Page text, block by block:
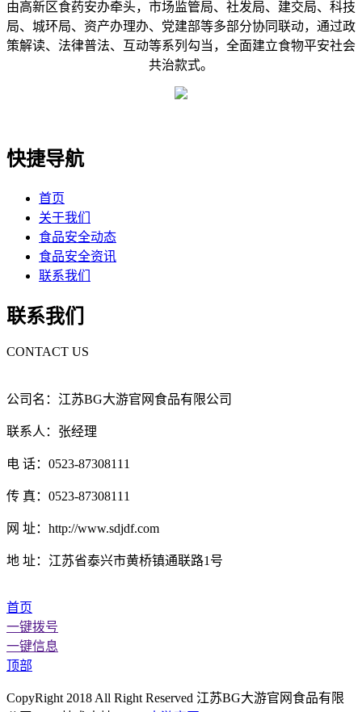
由高新区食药安办牵头，市场监管局、社发局、建交局、科技
局、城环局、资产办理办、党建部等多部分协同联动，通过政
策解读、法律普法、互动等系列勾当，全面建立食物平安社会
共治款式。
快捷导航
首页
关于我们
食品安全动态
食品安全资讯
联系我们
联系我们
CONTACT US
公司名：江苏BG大游官网食品有限公司
联系人：张经理
电 话：0523-87308111
传 真：0523-87308111
网 址：http://www.sdjdf.com
地 址：江苏省泰兴市黄桥镇通联路1号
首页
一键拨号
一键信息
顶部
CopyRight 2018 All Right Reserved 江苏BG大游官网食品有限